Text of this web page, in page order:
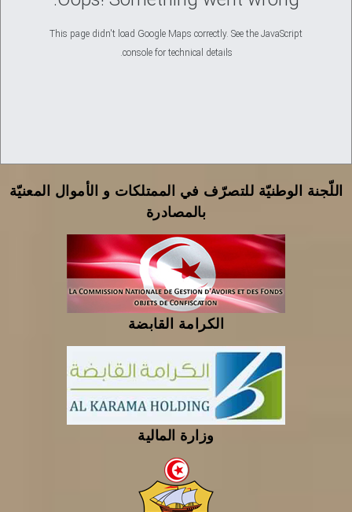
This page didn't load Google Maps correctly. See the JavaScript
console for technical details.
اللّجنة الوطنيّة للتصرّف في الممتلكات و الأموال المعنيّة
بالمصادرة
الكرامة القابضة
وزارة المالية